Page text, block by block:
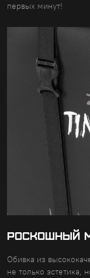
первых минут!
РОСКОШНЫЙ
Обивка из
не только эстетика,